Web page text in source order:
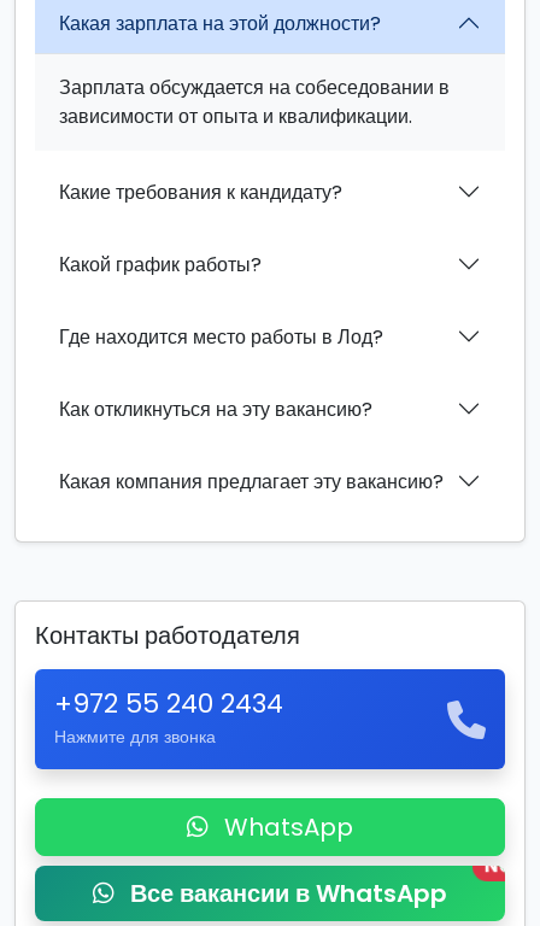
Какая зарплата на этой должности?
Зарплата обсуждается на собеседовании в
зависимости от опыта и квалификации.
Какие требования к кандидату?
Какой график работы?
Где находится место работы в Лод?
Как откликнуться на эту вакансию?
Какая компания предлагает эту вакансию?
Контакты работодателя
+972 55 240 2434
Нажмите для звонка
WhatsApp
Все вакансии в WhatsApp
New